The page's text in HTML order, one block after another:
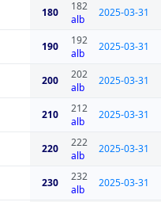
180
182
alb
2025-03-31
190
192
alb
2025-03-31
200
202
alb
2025-03-31
210
212
alb
2025-03-31
220
222
alb
2025-03-31
230
232
alb
2025-03-31